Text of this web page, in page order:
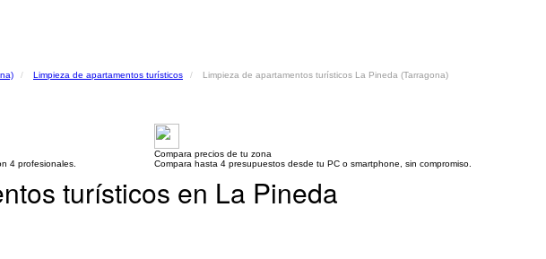
Limpieza de apartamentos turísticos Limpieza de apartamentos turísticos La Pineda (Tarragona)
4 profesionales.
Compara precios de tu zona
Compara hasta 4 presupuestos desde tu PC o smartphone, sin compromiso.
turísticos en La Pineda